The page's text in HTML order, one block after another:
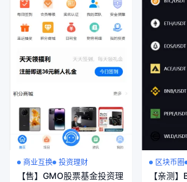
商业互换 投资理财
【售】GMO股票基金投资理
区块币圈
【亲测